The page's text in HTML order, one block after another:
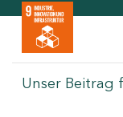
Unser Beitrag